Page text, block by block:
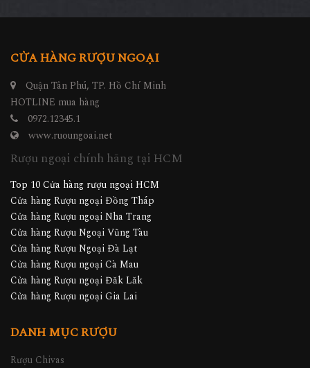
CỬA HÀNG RƯỢU NGOẠI
Quận Tân Phú, TP. Hồ Chí Minh
HOTLINE mua hàng
0972.12345.1
www.ruoungoai.net
Rượu ngoại chính hãng tại HCM
Top 10 Cửa hàng rượu ngoại HCM
Cửa hàng Rượu ngoại Đồng Tháp
Cửa hàng Rượu ngoại Nha Trang
Cửa hàng Rượu Ngoại Vũng Tàu
Cửa hàng Rượu Ngoại Đà Lạt
Cửa hàng Rượu ngoại Cà Mau
Cửa hàng Rượu ngoại Đăk Lăk
Cửa hàng Rượu ngoại Gia Lai
DANH MỤC RƯỢU
Rượu Chivas